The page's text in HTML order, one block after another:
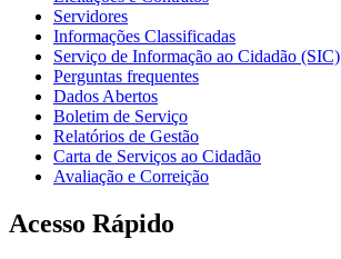
Servidores
Informações Classificadas
Serviço de Informação ao Cidadão (SIC)
Perguntas frequentes
Dados Abertos
Boletim de Serviço
Relatórios de Gestão
Carta de Serviços ao Cidadão
Avaliação e Correição
Acesso Rápido